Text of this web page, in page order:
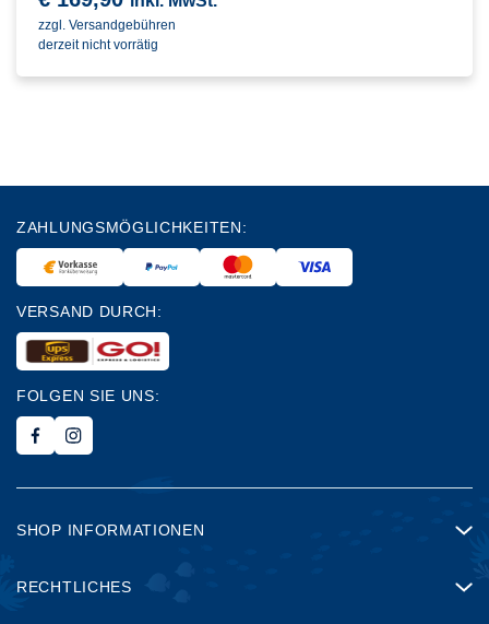
zzgl. Versandgebühren
derzeit nicht vorrätig
ZAHLUNGSMÖGLICHKEITEN:
VERSAND DURCH:
FOLGEN SIE UNS:
SHOP INFORMATIONEN
RECHTLICHES